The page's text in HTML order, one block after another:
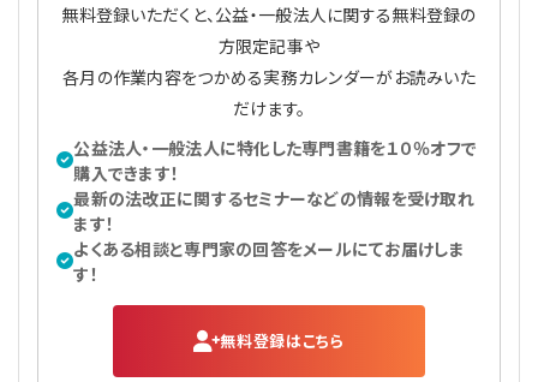
無料登録いただくと、公益・一般法人に関する無料登録の
方限定記事や
各月の作業内容をつかめる実務カレンダーがお読みいた
だけます。
公益法人・一般法人に特化した専門書籍を１０％オフで
購入できます！
最新の法改正に関するセミナーなどの情報を受け取れ
ます！
よくある相談と専門家の回答をメールにてお届けしま
す！
無料登録はこちら